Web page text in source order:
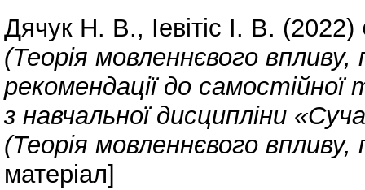
Дячук Н. В., Іевітіс І. В. (2022)
(Теорія мовленнєвого
рекомендації до
з навчальної дисципліни
(Теорія мовленнєвого впливу,
матеріал]